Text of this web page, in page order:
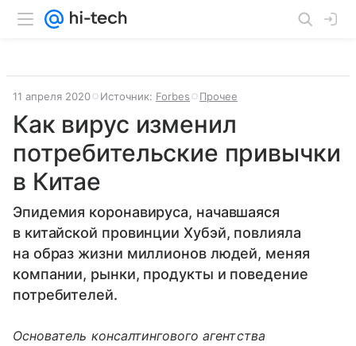
11 апреля 2020 Источник: Forbes Прочее
Как вирус изменил
потребительские привычки
в Китае
Эпидемия коронавируса, начавшаяся
в китайской провинции Хубэй, повлияла
на образ жизни миллионов людей, меняя
компании, рынки, продукты и поведение
потребителей.
Основатель консалтингового агентства